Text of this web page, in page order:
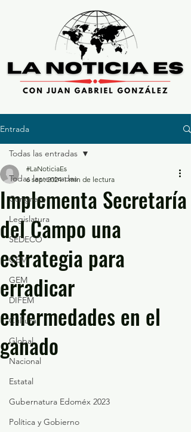
Entrada
Todas las entradas
Congreso
Legislatura
SEDECO
GEM
GEM
DIFEM
Cultura
Global
Nacional
Estatal
Gubernatura Edoméx 2023
Política y Gobierno
Todas las entradas
Implementa Secretaría
del Campo una
estrategia para
erradicar
enfermedades en el
ganado
#LaNoticiaEs
6 sept 2024 1 min de lectura